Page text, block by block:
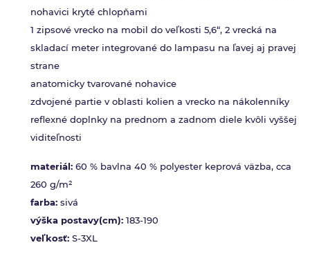
nohavici kryté chlopňami
1 zipsové vrecko na mobil do veľkosti 5,6“, 2 vrecká na
skladací meter integrované do lampasu na ľavej aj pravej
strane
anatomicky tvarované nohavice
zdvojené partie v oblasti kolien a vrecko na nákolenníky
reflexné doplnky na prednom a zadnom diele kvôli vyššej
viditeľnosti
materiál: 60 % bavlna 40 % polyester keprová väzba, cca
260 g/m²
farba: sivá
výška postavy(cm): 183-190
veľkosť: S-3XL